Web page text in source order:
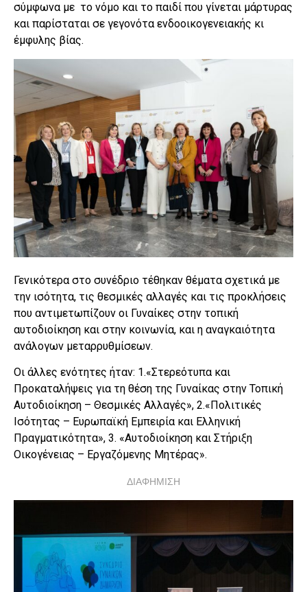
σύμφωνα με το νόμο και το παιδί που γίνεται μάρτυρας
και παρίσταται σε γεγονότα ενδοοικογενειακής κι
έμφυλης βίας.
Γενικότερα στο συνέδριο τέθηκαν θέματα σχετικά με
την ισότητα, τις θεσμικές αλλαγές και τις προκλήσεις
που αντιμετωπίζουν οι Γυναίκες στην τοπική
αυτοδιοίκηση και στην κοινωνία, και η αναγκαιότητα
ανάλογων μεταρρυθμίσεων.
Οι άλλες ενότητες ήταν: 1.«Στερεότυπα και
Προκαταλήψεις για τη θέση της Γυναίκας στην Τοπική
Αυτοδιοίκηση – Θεσμικές Αλλαγές», 2.«Πολιτικές
Ισότητας – Ευρωπαϊκή Εμπειρία και Ελληνική
Πραγματικότητα», 3. «Αυτοδιοίκηση και Στήριξη
Οικογένειας – Εργαζόμενης Μητέρας».
ΔΙΑΦΗΜΙΣΗ